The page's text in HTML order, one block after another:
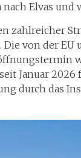
Elvas und
zahlreicher
von der
Januar
durch das